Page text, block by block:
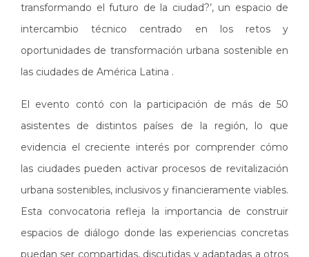
transformando el futuro de la ciudad?’, un espacio de
intercambio técnico centrado en los retos y
oportunidades de transformación urbana sostenible en
las ciudades de América Latina .
El evento contó con la participación de más de 50
asistentes de distintos países de la región, lo que
evidencia el creciente interés por comprender cómo
las ciudades pueden activar procesos de revitalización
urbana sostenibles, inclusivos y financieramente viables.
Esta convocatoria refleja la importancia de construir
espacios de diálogo donde las experiencias concretas
puedan ser compartidas, discutidas y adaptadas a otros